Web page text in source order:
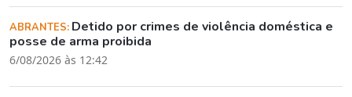
ABRANTES: Detido por crimes de violência doméstica e
posse de arma proibida
6/08/2026 às 12:42